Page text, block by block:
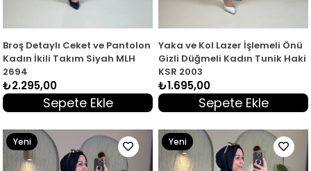
Broş Detaylı Ceket ve Pantolon
Kadın İkili Takım Siyah MLH
2694
₺2.295,00
Sepete Ekle
Yaka ve Kol Lazer İşlemeli Önü
Gizli Düğmeli Kadın Tunik Haki
KSR 2003
₺1.695,00
Sepete Ekle
Yeni
Ürün
Yeni
Ürün